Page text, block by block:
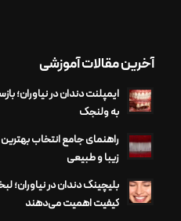
آخرین مقالات آموزشی
ایمپلنت دندان در نیاوران؛
به ولنجک
راهنمای جامع انتخاب
زیبا و طبیعی
بلیچینگ دندان در نیاوران؛
کیفیت اهمیت می‌دهند